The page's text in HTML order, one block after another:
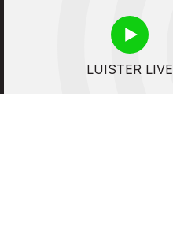
LUISTER LIVE